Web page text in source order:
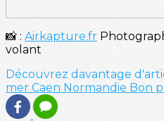
📸 : Airkapture.fr
volant
Découvrez davantage
mer Caen Normandie Bon